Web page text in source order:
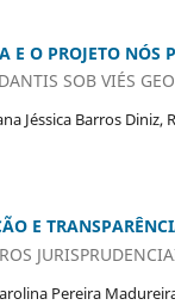
E O PROJETO NÓS
SOB VIÉS
Jéssica Barros
E
Pereira